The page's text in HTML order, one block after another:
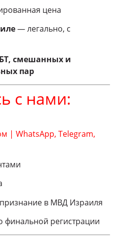
цена
— легально, с
смешанных и
пар
с нами:
| WhatsApp, Telegram,
в МВД Израиля
финальной регистрации